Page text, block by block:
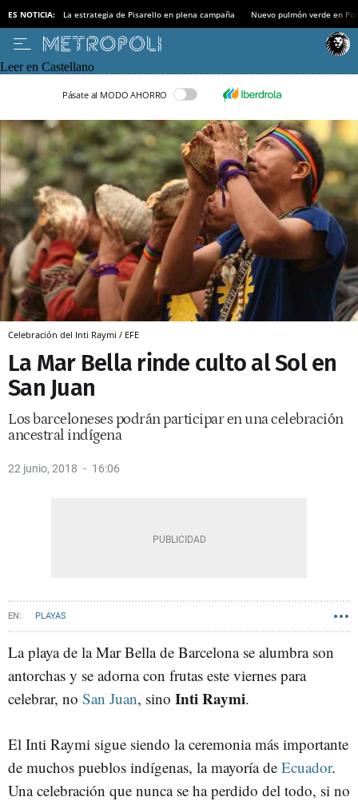
ES NOTICIA: La estrategia de Pisarello en plena campaña Nuevo pulmón verde en
Leer en Castellano
Pásate al MODO AHORRO
Celebración del Inti Raymi / EFE
La Mar Bella rinde culto al Sol en
San Juan
Los barceloneses podrán participar en una celebración
ancestral indígena
22 junio, 2018 16:06
PLAYAS
La playa de la Mar Bella de Barcelona se alumbra son
antorchas y se adorna con frutas este viernes para
celebrar, no San Juan, sino Inti Raymi.
El Inti Raymi sigue siendo la ceremonia más importante
de muchos pueblos indígenas, la mayoría de Ecuador.
Una celebración que nunca se ha perdido del todo, si no